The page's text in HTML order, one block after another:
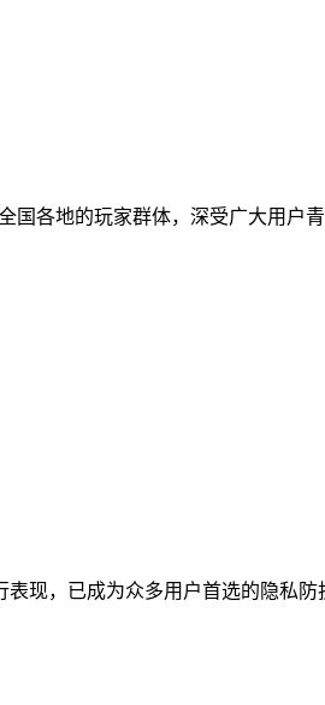
各地的玩家群体，深受广大用户
现，已成为众多用户首选的隐私